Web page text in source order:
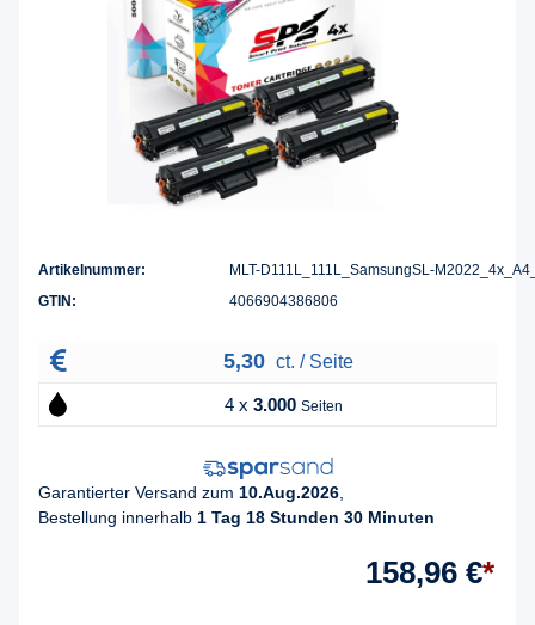
Artikelnummer:
MLT-D111L_111L_SamsungSL-
GTIN:
4066904386806
5,30 ct. / Seite
4 x 3.000 Seiten
Garantierter Versand zum 10.Aug.2026
Bestellung innerhalb 1 Tag 18 Stunden 30 Minuten
158,96 €*